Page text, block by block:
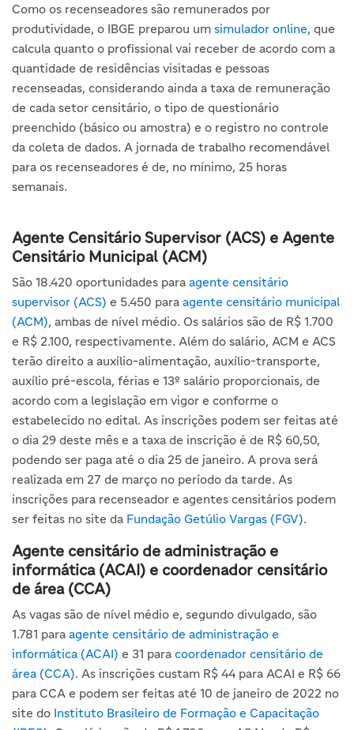
Como os recenseadores são remunerados por
produtividade, o IBGE preparou um simulador online, que
calcula quanto o profissional vai receber de acordo com a
quantidade de residências visitadas e pessoas
recenseadas, considerando ainda a taxa de remuneração
de cada setor censitário, o tipo de questionário
preenchido (básico ou amostra) e o registro no controle
da coleta de dados. A jornada de trabalho recomendável
para os recenseadores é de, no mínimo, 25 horas
semanais.
Agente Censitário Supervisor (ACS) e Agente
Censitário Municipal (ACM)
São 18.420 oportunidades para agente censitário
supervisor (ACS) e 5.450 para agente censitário municipal
(ACM), ambas de nível médio. Os salários são de R$ 1.700
e R$ 2.100, respectivamente. Além do salário, ACM e ACS
terão direito a auxílio-alimentação, auxílio-transporte,
auxílio pré-escola, férias e 13º salário proporcionais, de
acordo com a legislação em vigor e conforme o
estabelecido no edital. As inscrições podem ser feitas até
o dia 29 deste mês e a taxa de inscrição é de R$ 60,50,
podendo ser paga até o dia 25 de janeiro. A prova será
realizada em 27 de março no período da tarde. As
inscrições para recenseador e agentes censitários podem
ser feitas no site da Fundação Getúlio Vargas (FGV).
Agente censitário de administração e
informática (ACAI) e coordenador censitário
de área (CCA)
As vagas são de nível médio e, segundo divulgado, são
1.781 para agente censitário de administração e
informática (ACAI) e 31 para coordenador censitário de
área (CCA). As inscrições custam R$ 44 para ACAI e R$ 66
para CCA e podem ser feitas até 10 de janeiro de 2022 no
site do Instituto Brasileiro de Formação e Capacitação